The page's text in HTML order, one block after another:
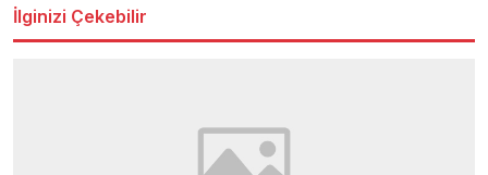
İlginizi Çekebilir